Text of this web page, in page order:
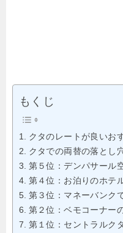
もくじ
クタのレートが良いお
クタでの両替の落とし
第５位：デンパサール
第４位：お泊りのホテ
第３位：マネーバンク
第２位：ベモコーナー
第１位：セントラルク